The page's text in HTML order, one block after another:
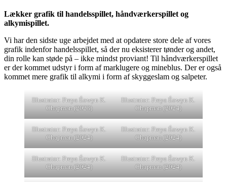
Lækker grafik til handelsspillet, håndværkerspillet og
alkymispillet.
Vi har den sidste uge arbejdet med at opdatere store dele af vores
grafik indenfor handelsspillet, så der nu eksisterer tønder og andet,
din rolle kan støde på – ikke mindst proviant! Til håndværkerspillet
er der kommet udstyr i form af marklugere og mineblus. Der er også
kommet mere grafik til alkymi i form af skyggeslam og salpeter.
Illustrator: Freya Éowyn K.
Chapman (2023)
Illustrator: Freya Éowyn K.
Chapman (2024)
Illustrator: Freya Éowyn K.
Chapman (2024)
Illustrator: Freya Éowyn K.
Chapman (2024)
Illustrator: Freya Éowyn K.
Chapman (2024)
Illustrator: Freya Éowyn K.
Chapman (2024)